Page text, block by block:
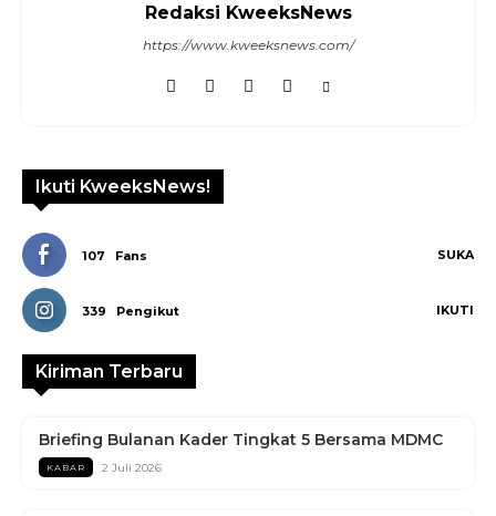
Redaksi KweeksNews
https://www.kweeksnews.com/
Ikuti KweeksNews!
107 Fans SUKA
339 Pengikut IKUTI
Kiriman Terbaru
Briefing Bulanan Kader Tingkat 5 Bersama MDMC
KABAR 2 Juli 2026